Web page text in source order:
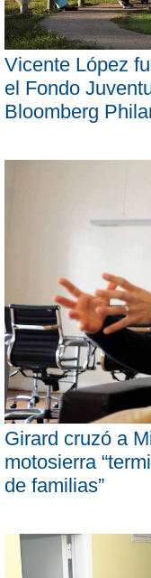
Vicente López
el Fondo
Bloomberg
Girard cruzó a
motosierra
de familias”